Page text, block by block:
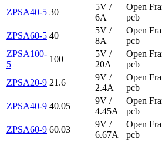
ZPSA40-5 30
5V /
6A
Open
pcb
ZPSA60-5 40
5V /
8A
Open
pcb
ZPSA100-
5
100
5V /
20A
Open
pcb
ZPSA20-9 21.6
9V /
2.4A
Open
pcb
ZPSA40-9 40.05
9V /
4.45A
Open
pcb
ZPSA60-9 60.03
9V /
6.67A
Open
pcb